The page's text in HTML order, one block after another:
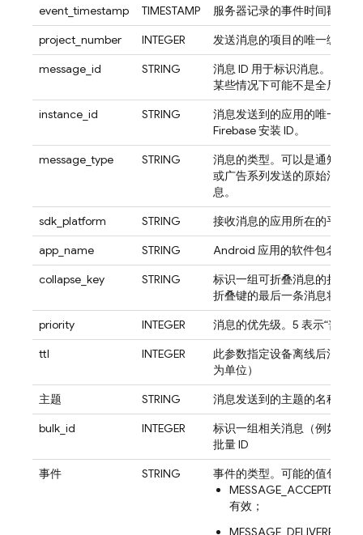
event_timestamp
TIMESTAMP
服务器记录的事件时间戳
project_number
INTEGER
发送消息的项目的唯一编号
message_id
STRING
消息 ID 用于标识消息。消息
某些情况下可能不是全局唯
instance_id
STRING
消息发送到的应用的唯一 ID
Firebase安装 ID。
message_type
STRING
消息的类型。可以是通知消
或广告系列发送的原始消息
息。
sdk_platform
STRING
接收消息的应用所在的平台
app_name
STRING
Android 应用的软件包名称或
collapse_key
STRING
标识一组可折叠消息的折叠
折叠键的最后一条消息将排
priority
INTEGER
消息的优先级。5 表示“普通”
ttl
INTEGER
此参数指定设备离线后消息
为单位）
主题
STRING
消息发送到的主题的名称（
bulk_id
INTEGER
标识一组相关消息（例如向
批量 ID
事件
STRING
事件的类型。可能的值包括：
MESSAGE_ACCEPTED
有效；
MESSAGE_DELIVERED